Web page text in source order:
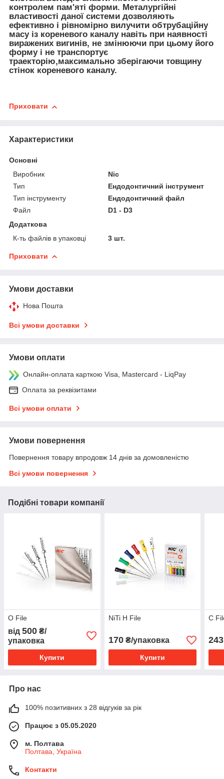
контролем пам'яті форми. Металургійні
властивості даної системи дозволяють
ефективно і рівномірно вилучити обтрубаційну
масу із кореневого каналу навіть при наявності
виражених вигинів, не змінюючи при цьому його
форму і не транспортує
траекторію,максимально зберігаючи товщину
стінок кореневого каналу.
Приховати
Характеристики
Основні
Виробник
Nic
Тип
Ендодонтичний інструмент
Тип інструменту
Ендодонтичний файл
Файл
D1 - D3
Додаткова
К-ть файлів в упаковці
3 шт.
Приховати
Умови доставки
Нова Пошта
Всі умови доставки
Умови оплати
Онлайн-оплата карткою Visa, Mastercard - LiqPay
Оплата за реквізитами
Всі умови оплати
Умови повернення
Повернення товару впродовж 14 днів за домовленістю
Всі умови повернення
Подібні товари компанії
O File
від 500 ₴/
упаковка
Купити
NiTi H File
170₴/упаковка
Купити
C
243
Про нас
100% позитивних з 28 відгуків за рік
Працює з 05.05.2020
м. Полтава
Полтава, Україна
Контакти